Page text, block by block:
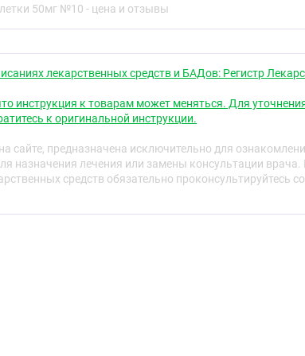
хорошо всасывается, распределяется по
проявляется через 15–30 минут и
болезнь, автомобильная болезнь,
симптомов вестибулярных и лабиринтных
тошнота, рвота), за исключением
терапией
50мг №10 - цена и отзывы
лекарственных средств и БАДов: Регистр
инструкция к товарам может меняться. Для
к оригинальной инструкции.
сайте, предназначена исключительно для
назначения лечения или замены консультации врача.
средств обязательно проконсультируйтесь со